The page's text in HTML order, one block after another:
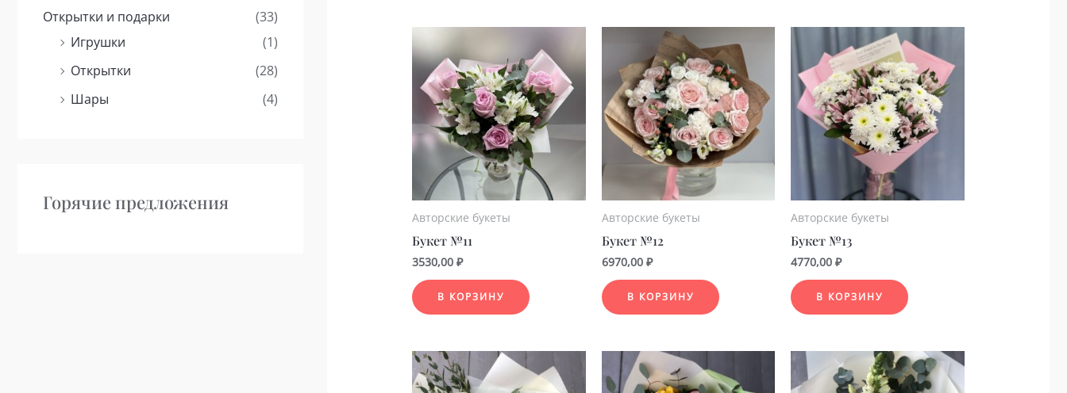
Открытки и подарки
(33)
Игрушки
(1)
Открытки
(28)
Шары
(4)
Горячие предложения
Авторские букеты
Букет №11
3530,00 ₽
В КОРЗИНУ
Авторские букеты
Букет №12
6970,00 ₽
В КОРЗИНУ
Авторские букеты
Букет №13
4770,00₽
В КОРЗИНУ